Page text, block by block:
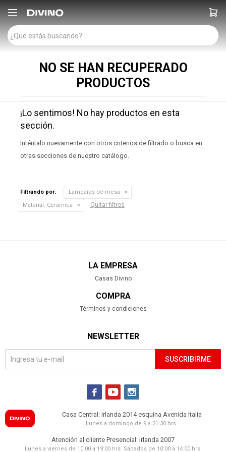

NO SE HAN RECUPERADO
PRODUCTOS
¡Lo sentimos! No hay productos en esta
sección.
Inténtalo nuevamente con otros criterios de filtrado o busca en
otras secciones de nuestro catálogo.
Filtrando por:
Lamparas de mesa
Material: Cerámica Quitar filtros
LA EMPRESA
Casas Divino
COMPRA
Términos y condiciones
NEWSLETTER
SUSCRIBIRME
  
Casa Central: Irlanda 2014 esquina Avenida Italia
Lunes a domingo de 9 a 21:30 hrs.
Atención al cliente Presencial: Irlanda 2007
Lunes a viernes de 10:00 a 19:00 hrs. Sábados de 10:00 a 14:00 hrs.